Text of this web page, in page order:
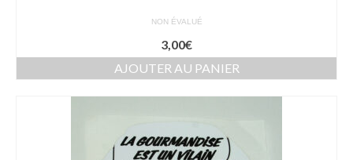
NON ÉVALUÉ
3,00€
AJOUTER AU PANIER